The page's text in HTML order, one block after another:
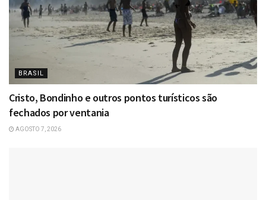
BRASIL
Cristo, Bondinho e outros pontos turísticos são
fechados por ventania
AGOSTO 7, 2026